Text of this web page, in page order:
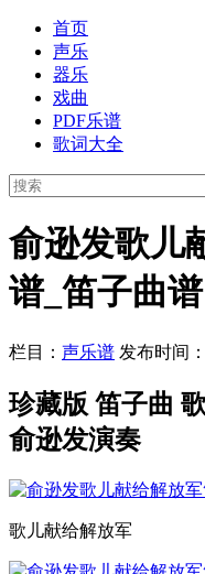
首页
声乐
器乐
戏曲
PDF乐谱
歌词大全
俞逊发歌儿
谱_笛子曲谱
栏目： 声乐谱 发布时间
珍藏版 笛子曲
俞逊发演奏
歌儿献给解放军